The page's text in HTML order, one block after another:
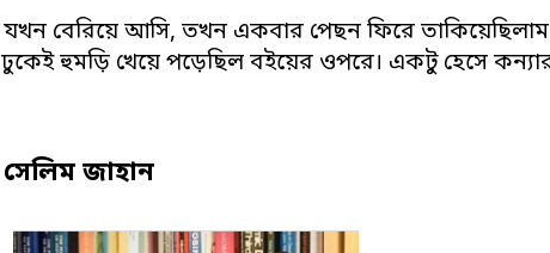
যখন বেরিয়ে আসি, তখন একবার পেছন ফিরে
ঢুকেই হুমড়ি খেয়ে পড়েছিল বইয়ের ওপরে। একটু হেসে কন্যার
সেলিম জাহান